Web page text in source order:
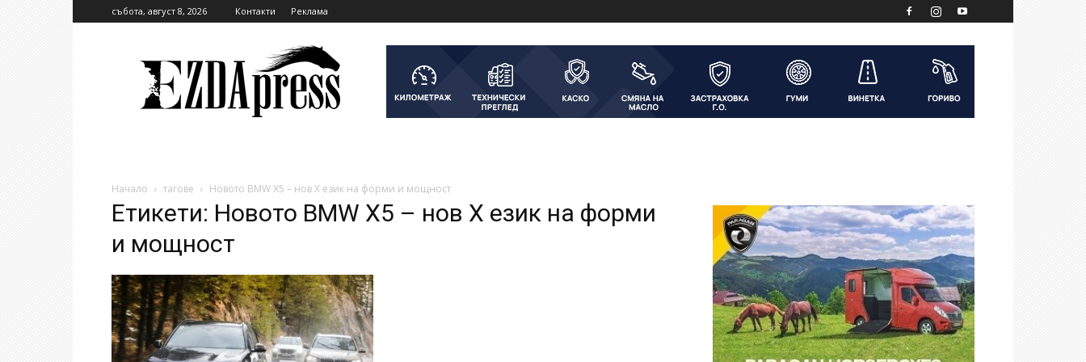
събота, август 8, 2026 Контакти Реклама
Начало тагове Новото BMW X5 – нов Х език на форми и мощност
Етикети: Новото BMW X5 – нов Х език на форми
и мощност